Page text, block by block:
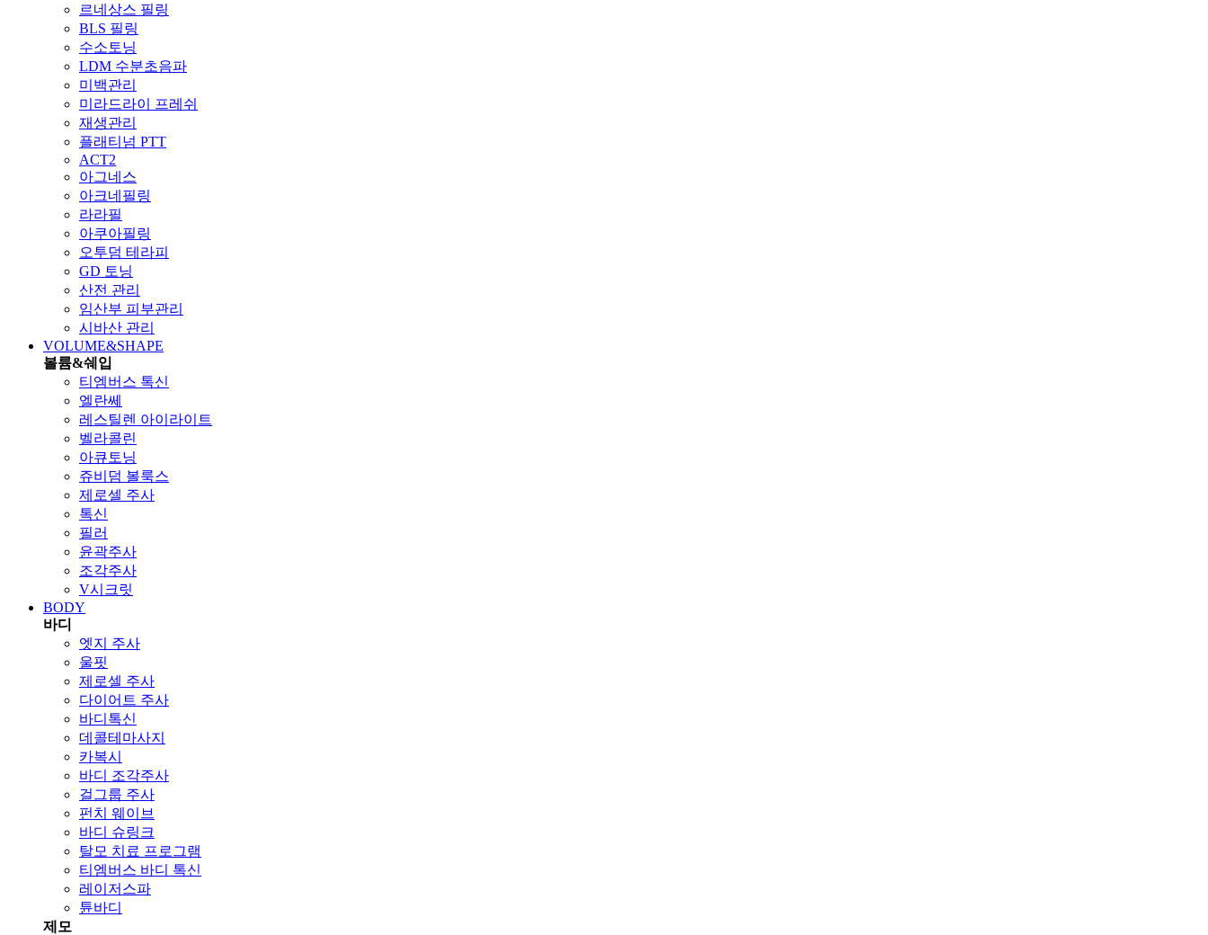
르네상스 필링
BLS 필링
수소토닝
LDM 수분초음파
미백관리
미라드라이 프레쉬
재생관리
플래티넘 PTT
ACT2
아그네스
아크네필링
라라필
아쿠아필링
오투덤 테라피
GD 토닝
산전 관리
임산부 피부관리
시바산 관리
VOLUME&SHAPE
볼륨&쉐입
티엠버스 톡신
엘란쎄
레스틸렌 아이라이트
벨라콜린
아큐토닝
쥬비덤 볼룩스
제로셀 주사
톡신
필러
윤곽주사
조각주사
V시크릿
BODY
바디
엣지 주사
울핏
제로셀 주사
다이어트 주사
바디톡신
데콜테마사지
카복시
바디 조각주사
걸그룹 주사
펀치 웨이브
바디 슈링크
탈모 치료 프로그램
티엠버스 바디 톡신
레이저스파
튠바디
제모